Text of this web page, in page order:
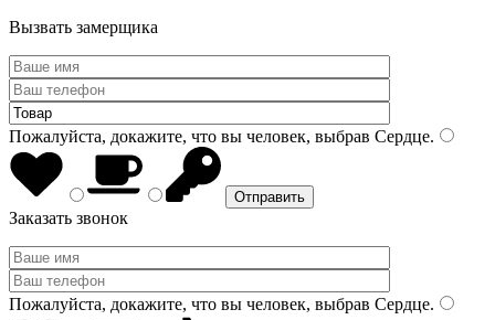
Вызвать замерщика
Пожалуйста, докажите, что вы человек, выбрав Сердце.
Заказать звонок
Пожалуйста, докажите, что вы человек, выбрав Сердце.